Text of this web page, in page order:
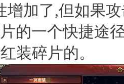
增加了,但如果
的一个快捷途
装碎片的。